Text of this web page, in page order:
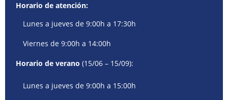
Horario de atención:
Lunes a jueves de 9:00h a 17:30h
Viernes de 9:00h a 14:00h
Horario de verano (15/06 – 15/09):
Lunes a jueves de 9:00h a 15:00h